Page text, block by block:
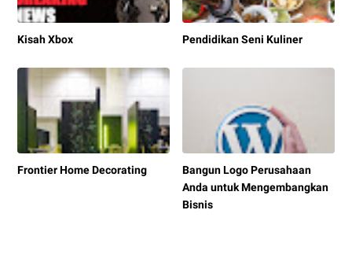
Kisah Xbox Pendidikan Seni Kuliner
Frontier Home Decorating
Bangun Logo Perusahaan
Anda untuk Mengembangkan
Bisnis